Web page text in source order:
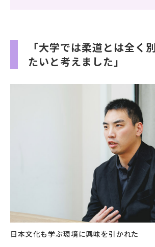
「大学では柔道とは全く
たいと考えました」
日本文化も学ぶ環境に興味を引かれた